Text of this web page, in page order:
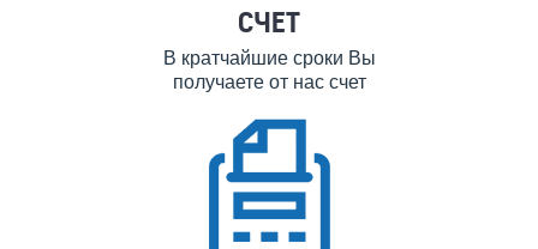
СЧЕТ
В кратчайшие сроки Вы
получаете от нас счет